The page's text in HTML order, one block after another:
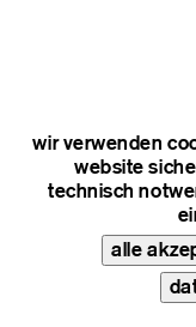
wir verwenden
website
technisch
alle